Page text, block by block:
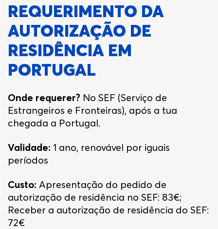
REQUERIMENTO DA
AUTORIZAÇÃO DE
RESIDÊNCIA EM
PORTUGAL
Onde requerer? No SEF (Serviço de
Estrangeiros e Fronteiras), após a tua
chegada a Portugal.
Validade: 1 ano, renovável por iguais
períodos
Custo: Apresentação do pedido de
autorização de residência no SEF: 83€;
Receber a autorização de residência do SEF:
72€